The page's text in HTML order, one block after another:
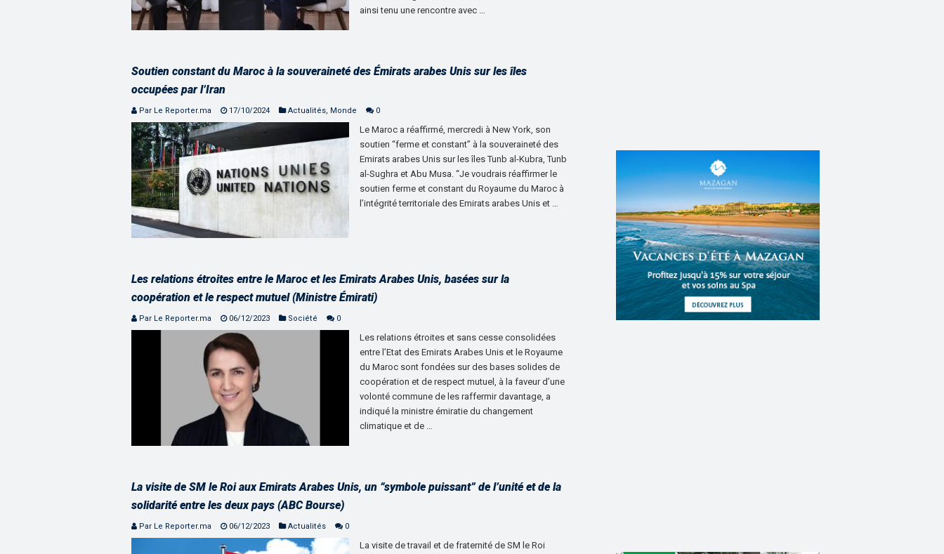
ainsi tenu une rencontre avec …
Soutien constant du Maroc à la souveraineté des Émirats arabes Unis sur les îles
occupées par l’Iran
Par Le Reporter.ma 17/10/2024 Actualités, Monde 0
Le Maroc a réaffirmé, mercredi à New York, son
soutien “ferme et constant” à la souveraineté des
Emirats arabes Unis sur les îles Tunb al-Kubra, Tunb
al-Sughra et Abu Musa. “Je voudrais réaffirmer le
soutien ferme et constant du Royaume du Maroc à
l’intégrité territoriale des Emirats arabes Unis et …
Les relations étroites entre le Maroc et les Emirats Arabes Unis, basées sur la
coopération et le respect mutuel (Ministre Émirati)
Par Le Reporter.ma 06/12/2023 Société 0
Les relations étroites et sans cesse consolidées
entre l’Etat des Emirats Arabes Unis et le Royaume
du Maroc sont fondées sur des bases solides de
coopération et de respect mutuel, à la faveur d’une
volonté commune de les raffermir davantage, a
indiqué la ministre émiratie du changement
climatique et de …
La visite de SM le Roi aux Emirats Arabes Unis, un “symbole puissant” de l’unité et de la
solidarité entre les deux pays (ABC Bourse)
Par Le Reporter.ma 06/12/2023 Actualités 0
La visite de travail et de fraternité de SM le Roi